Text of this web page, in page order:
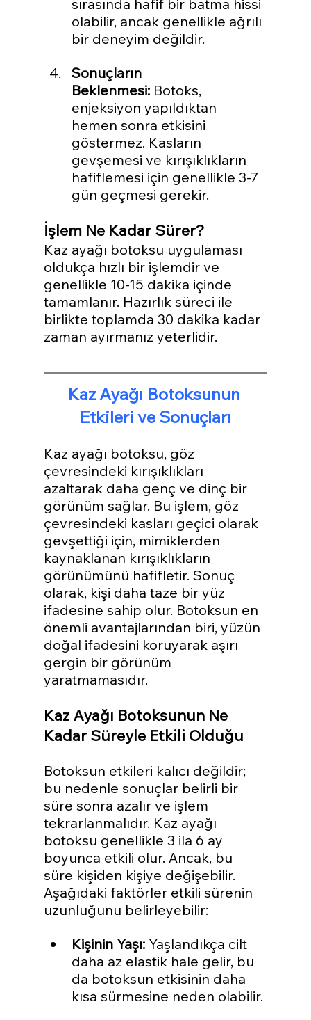
sırasında hafif bir batma hissi
olabilir, ancak genellikle ağrılı
bir deneyim değildir.
Sonuçların
Beklenmesi: Botoks,
enjeksiyon yapıldıktan
hemen sonra etkisini
göstermez. Kasların
gevşemesi ve kırışıklıkların
hafiflemesi için genellikle 3-7
gün geçmesi gerekir.
İşlem Ne Kadar Sürer?
Kaz ayağı botoksu uygulaması
oldukça hızlı bir işlemdir ve
genellikle 10-15 dakika içinde
tamamlanır. Hazırlık süreci ile
birlikte toplamda 30 dakika kadar
zaman ayırmanız yeterlidir.
Kaz Ayağı Botoksunun
Etkileri ve Sonuçları
Kaz ayağı botoksu, göz
çevresindeki kırışıklıkları
azaltarak daha genç ve dinç bir
görünüm sağlar. Bu işlem, göz
çevresindeki kasları geçici olarak
gevşettiği için, mimiklerden
kaynaklanan kırışıklıkların
görünümünü hafifletir. Sonuç
olarak, kişi daha taze bir yüz
ifadesine sahip olur. Botoksun en
önemli avantajlarından biri, yüzün
doğal ifadesini koruyarak aşırı
gergin bir görünüm
yaratmamasıdır.
Kaz Ayağı Botoksunun Ne
Kadar Süreyle Etkili Olduğu
Botoksun etkileri kalıcı değildir;
bu nedenle sonuçlar belirli bir
süre sonra azalır ve işlem
tekrarlanmalıdır. Kaz ayağı
botoksu genellikle 3 ila 6 ay
boyunca etkili olur. Ancak, bu
süre kişiden kişiye değişebilir.
Aşağıdaki faktörler etkili sürenin
uzunluğunu belirleyebilir:
Kişinin Yaşı: Yaşlandıkça cilt
daha az elastik hale gelir, bu
da botoksun etkisinin daha
kısa sürmesine neden olabilir.